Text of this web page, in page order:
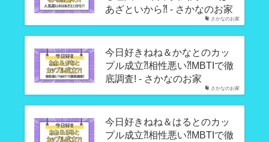
さかなのお家
あざといから⁈ - さかなのお家
さかなのお家
今日好きねね＆かなとのカッ
プル成立⁈相性悪い⁈MBTIで徹
底調査! - さかなのお家
今日好きねね＆はるとのカッ
プル成立⁈相性悪い⁈MBTIで徹